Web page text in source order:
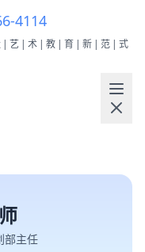
4114
|艺|术|教|育|新|范|式
部主任